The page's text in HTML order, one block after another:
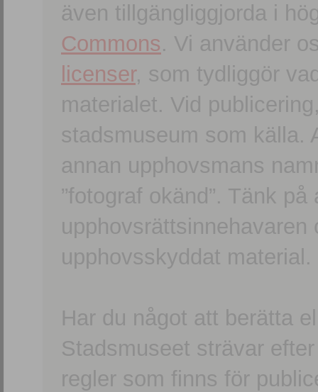
även tillgängliggjorda i
Commons. Vi använder
licenser, som tydliggör
materialet. Vid
stadsmuseum som källa.
annan upphovsmans
”fotograf okänd”. Tänk
upphovsskyddat material.
Har du något att berätta
Stadsmuseet strävar
regler som finns för